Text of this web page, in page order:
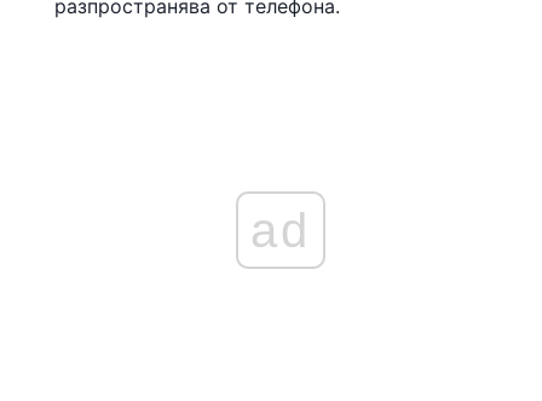
разпространява от телефона.
ad